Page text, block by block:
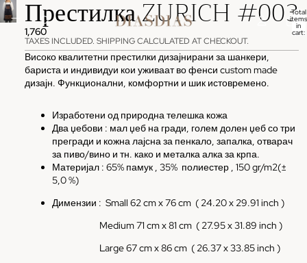
Total
items
in
cart:
Престилка ZURICH #003
1,760
TAXES INCLUDED. SHIPPING CALCULATED AT CHECKOUT.
Високо квалитетни престилки дизајнирани за шанкери,
бариста и индивидуи кои уживаат во фенси custom made
дизајн. Функционални, комфортни и шик истовремено.
Изработени од природна телешка кожа
Два џебови : мал џеб на гради, голем долен џеб со три
прегради и кожна лајсна за пенкало, запалка, отварач
за пиво/вино и тн. како и металка алка за крпа.
Материјал : 65% памук , 35% полиестер , 150 gr/m2(±
5,0 %)
Димензии : Small 62 cm x 76 cm ( 24.20 x 29.91 inch )
Medium 71 cm x 81 cm ( 27.95 x 31.89 inch )
Large 67 cm x 86 cm ( 26.37 x 33.85 inch )